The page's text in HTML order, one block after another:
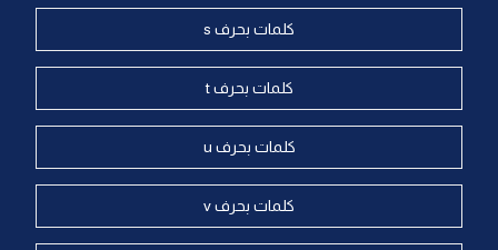
كلمات بحرف s
كلمات بحرف t
كلمات بحرف u
كلمات بحرف v